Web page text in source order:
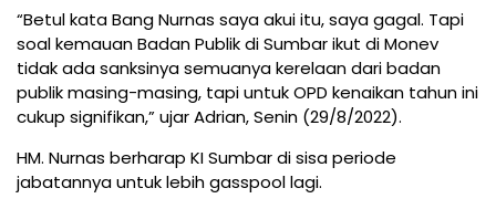
“Betul kata Bang Nurnas saya akui itu, saya gagal. Tapi
soal kemauan Badan Publik di Sumbar ikut di Monev
tidak ada sanksinya semuanya kerelaan dari badan
publik masing-masing, tapi untuk OPD kenaikan tahun ini
cukup signifikan,” ujar Adrian, Senin (29/8/2022).
HM. Nurnas berharap KI Sumbar di sisa periode
jabatannya untuk lebih gasspool lagi.